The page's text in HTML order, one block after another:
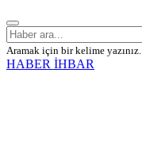
Aramak için bir kelime yazınız.
HABER İHBAR